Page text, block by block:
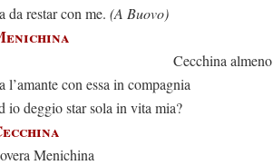
da restar con me. (A Buovo)
Cecchina almeno
l’amante con essa in compagnia
io deggio star sola in vita mia?
Menichina